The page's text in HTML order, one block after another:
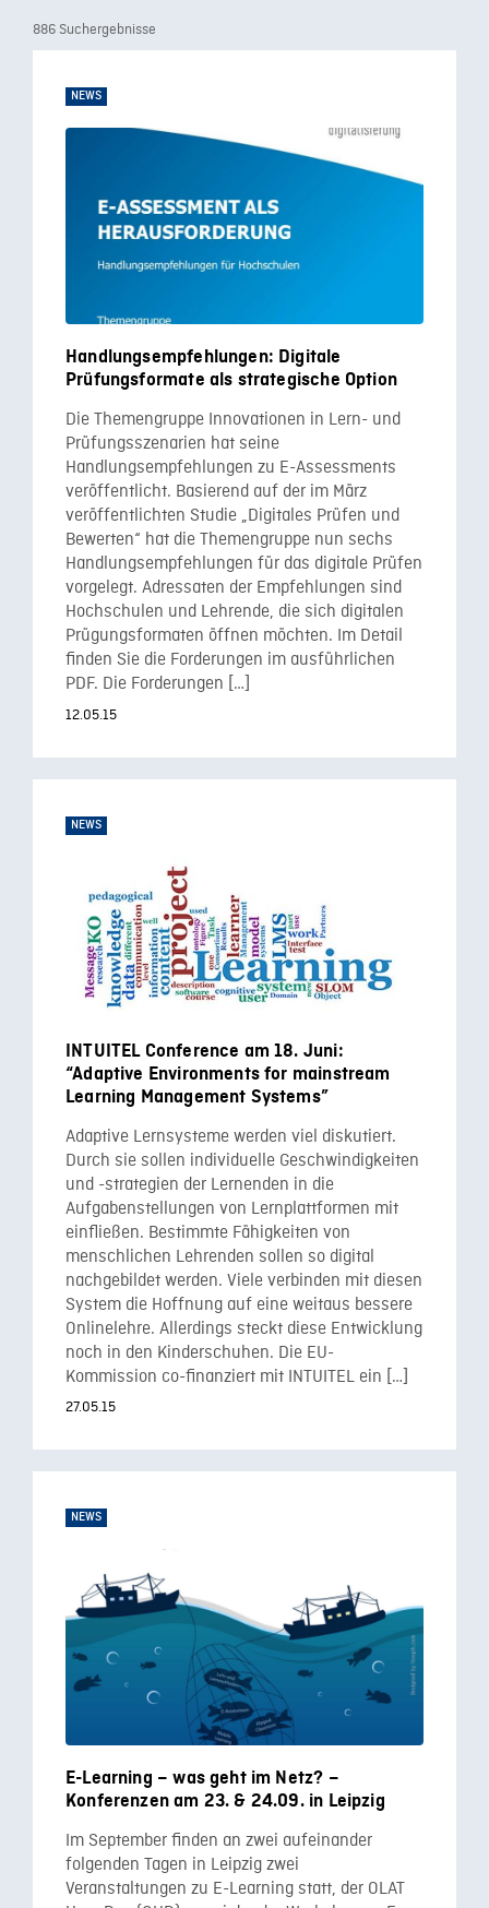
886 Suchergebnisse
NEWS
Handlungsempfehlungen: Digitale
Prüfungsformate als strategische Option
Die Themengruppe Innovationen in Lern- und
Prüfungsszenarien hat seine
Handlungsempfehlungen zu E-Assessments
veröffentlicht. Basierend auf der im März
veröffentlichten Studie „Digitales Prüfen und
Bewerten“ hat die Themengruppe nun sechs
Handlungsempfehlungen für das digitale Prüfen
vorgelegt. Adressaten der Empfehlungen sind
Hochschulen und Lehrende, die sich digitalen
Prügungsformaten öffnen möchten. Im Detail
finden Sie die Forderungen im ausführlichen
PDF. Die Forderungen […]
12.05.15
NEWS
INTUITEL Conference am 18. Juni:
“Adaptive Environments for mainstream
Learning Management Systems”
Adaptive Lernsysteme werden viel diskutiert.
Durch sie sollen individuelle Geschwindigkeiten
und -strategien der Lernenden in die
Aufgabenstellungen von Lernplattformen mit
einfließen. Bestimmte Fähigkeiten von
menschlichen Lehrenden sollen so digital
nachgebildet werden. Viele verbinden mit diesen
System die Hoffnung auf eine weitaus bessere
Onlinelehre. Allerdings steckt diese Entwicklung
noch in den Kinderschuhen. Die EU-
Kommission co-finanziert mit INTUITEL ein […]
27.05.15
NEWS
E-Learning – was geht im Netz? –
Konferenzen am 23. & 24.09. in Leipzig
Im September finden an zwei aufeinander
folgenden Tagen in Leipzig zwei
Veranstaltungen zu E-Learning statt, der OLAT